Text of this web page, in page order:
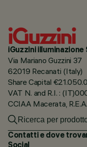
iGuzzini illuminazione
Via Mariano Guzzini 37
62019 Recanati (Italy)
Share Capital
VAT N. and R.I. :
CCIAA Macerata,
Contatti e dove
Social